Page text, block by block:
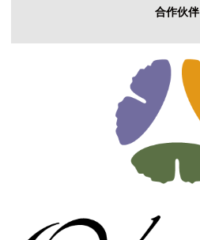
合作伙伴